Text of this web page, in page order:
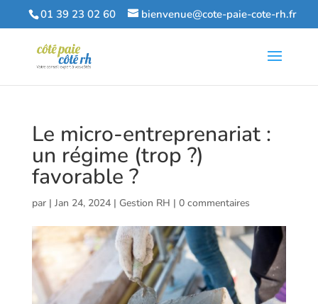
01 39 23 02 60 bienvenue@cote-paie-cote-rh.fr
Le micro-entreprenariat :
un régime (trop ?)
favorable ?
par | Jan 24, 2024| Gestion RH | 0 commentaires